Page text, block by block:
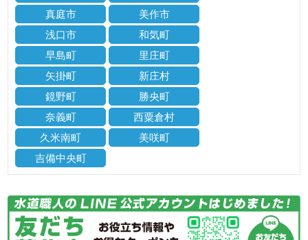
真庭市
美作市
浅口市
和気町
早島町
里庄町
矢掛町
新庄村
鏡野町
勝央町
奈義町
西粟倉村
久米南町
美咲町
吉備中央町